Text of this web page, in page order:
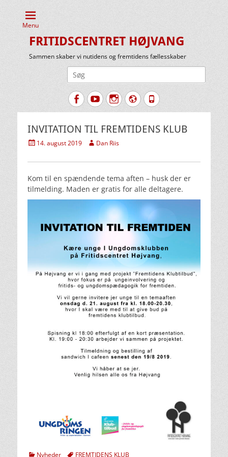
Menu
FRITIDSCENTRET HØJVANG
Sammen skaber vi nutidens og fremtidens fællesskaber
FacebookYouTubeInstagram
Website
Tlf.
INVITATION TIL FREMTIDENS KLUB
Udgivet
14. august 2019 Forfatter
Dan Riis
Kom til en spændende tema aften – husk der er
tilmelding. Maden er gratis for alle deltagere.
kategorier
Nyheder TagsFREMTIDENS KLUB